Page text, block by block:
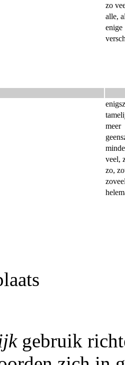
zo
alle,
enige
meer
veel,
zo,
gebruik